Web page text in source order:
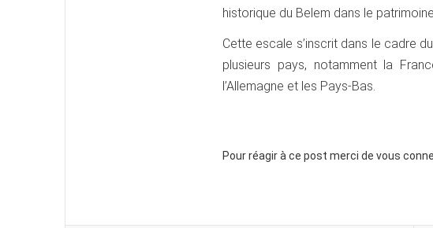
historique du Belem dans le
Cette escale s’inscrit dans le cadre
plusieurs pays, notamment la
l’Allemagne et les Pays-Bas.
Pour réagir à ce post merci de vous